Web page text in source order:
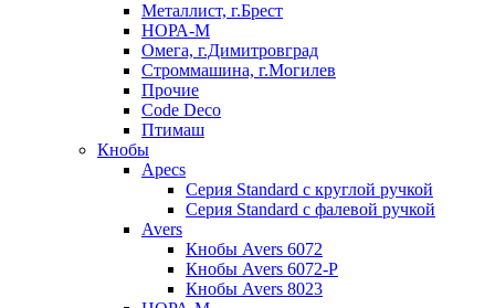
Металлист, г.Брест
НОРА-М
Омега, г.Димитровград
Строммашина, г.Могилев
Прочие
Code Deco
Птимаш
Кнобы
Apecs
Серия Standard с круглой ручкой
Серия Standard с фалевой ручкой
Avers
Кнобы Avers 6072
Кнобы Avers 6072-P
Кнобы Avers 8023